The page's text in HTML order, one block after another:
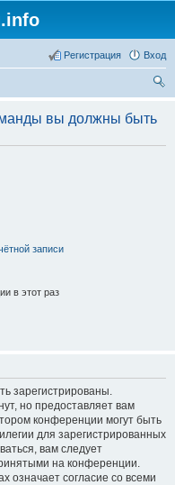
Вход
Регистрация
ск
вы должны быть
записи
в этот раз
зарегистрированы.
но предоставляет вам
конференции могут быть
для зарегистрированных
вам следует
на конференции.
означает согласие со всеми